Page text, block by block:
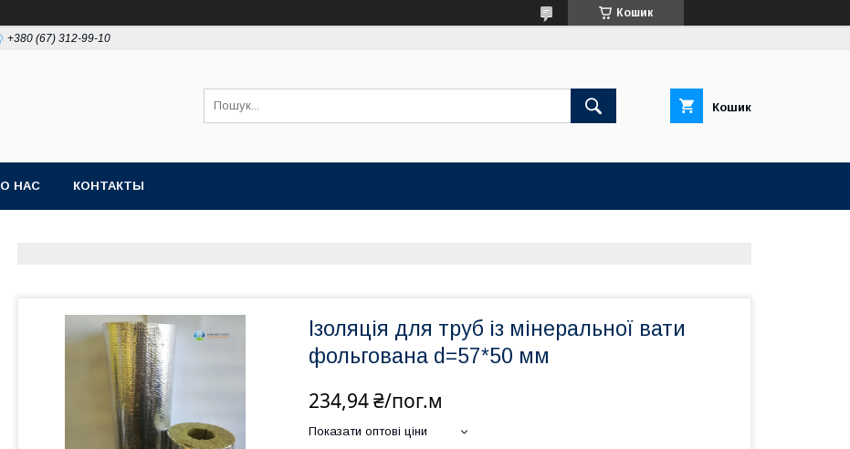
Кошик
+380 (67) 312-99-10
Кошик
О НАС КОНТАКТЫ
Ізоляція для труб із мінеральної вати
фольгована d=57*50 мм
234,94 ₴/пог.м
Показати оптові ціни